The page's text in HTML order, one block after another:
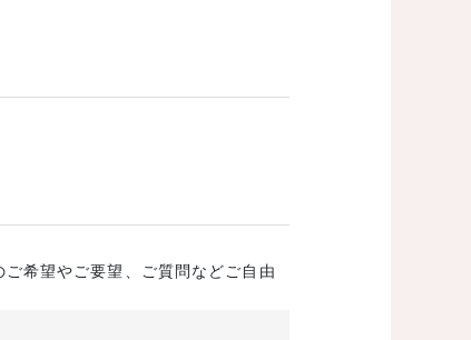
希望やご要望、ご質問などご自由